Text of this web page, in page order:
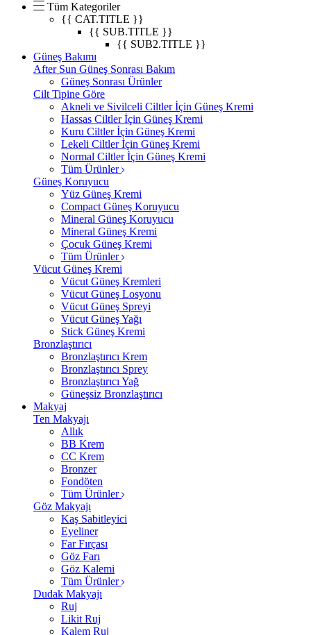
Tüm Kategoriler
{{ CAT.TITLE }}
{{ SUB.TITLE }}
{{ SUB2.TITLE }}
Güneş Bakımı
After Sun Güneş Sonrası Bakım
Güneş Sonrası Ürünler
Cilt Tipine Göre
Akneli ve Sivilceli Ciltler İçin Güneş Kremi
Hassas Ciltler İçin Güneş Kremi
Kuru Ciltler İçin Güneş Kremi
Lekeli Ciltler İçin Güneş Kremi
Normal Ciltler İçin Güneş Kremi
Tüm Ürünler
Güneş Koruyucu
Yüz Güneş Kremi
Compact Güneş Koruyucu
Mineral Güneş Koruyucu
Mineral Güneş Kremi
Çocuk Güneş Kremi
Tüm Ürünler
Vücut Güneş Kremi
Vücut Güneş Kremleri
Vücut Güneş Losyonu
Vücut Güneş Spreyi
Vücut Güneş Yağı
Stick Güneş Kremi
Bronzlaştırıcı
Bronzlaştırıcı Krem
Bronzlaştırıcı Sprey
Bronzlaştırıcı Yağ
Güneşsiz Bronzlaştırıcı
Makyaj
Ten Makyajı
Allık
BB Krem
CC Krem
Bronzer
Fondöten
Tüm Ürünler
Göz Makyajı
Kaş Sabitleyici
Eyeliner
Far Fırçası
Göz Farı
Göz Kalemi
Tüm Ürünler
Dudak Makyajı
Ruj
Likit Ruj
Kalem Ruj